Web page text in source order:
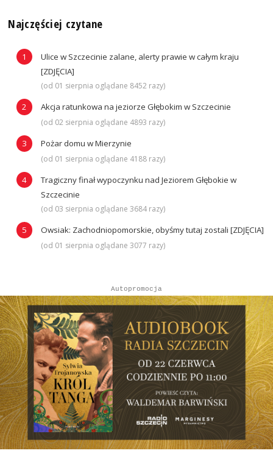
Najczęściej czytane
Ulice w Szczecinie zalane, alerty prawie w całym kraju
[ZDJĘCIA]
(od 01 sierpnia oglądane 8452 razy)
Akcja ratunkowa na jeziorze Głębokim w Szczecinie
(od 02 sierpnia oglądane 4893 razy)
Pożar domu w Mierzynie
(od 01 sierpnia oglądane 4188 razy)
Tragiczny finał wypoczynku nad Jeziorem Głębokie w
Szczecinie
(od 03 sierpnia oglądane 3684 razy)
Owsiak: Zachodniopomorskie, obyśmy tutaj zostali [ZDJĘCIA]
(od 01 sierpnia oglądane 3077 razy)
Autopromocja